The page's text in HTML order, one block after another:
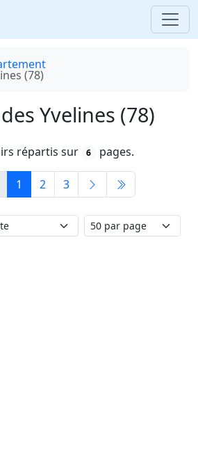
(78)
Yvelines (78)
répartis sur 6 pages.
1 2 3